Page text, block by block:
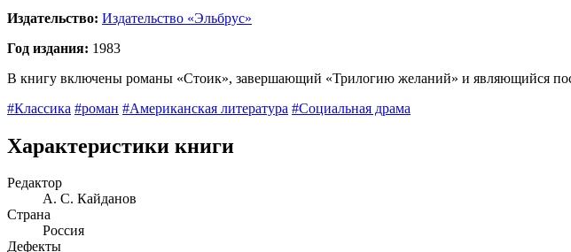
Издательство: Издательство «Эльбрус»
Год издания: 1983
В книгу включены романы «Стоик», завершающий «Трилогию желаний» и являющийся
#Классика #роман #Американская литература #Социальная драма
Характеристики книги
Редактор
А. С. Кайданов
Страна
Россия
Дефекты